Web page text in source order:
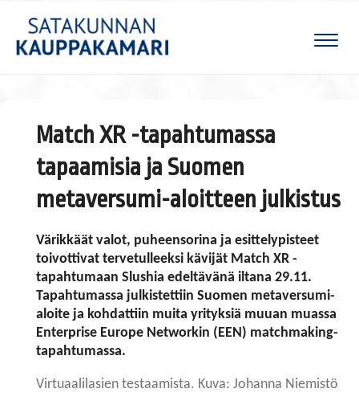
Match XR -tapahtumassa
tapaamisia ja Suomen
metaversumi-aloitteen julkistus
Värikkäät valot, puheensorina ja esittelypisteet
toivottivat tervetulleeksi kävijät Match XR -
tapahtumaan Slushia edeltävänä iltana 29.11.
Tapahtumassa julkistettiin Suomen metaversumi-
aloite ja kohdattiin muita yrityksiä muuan muassa
Enterprise Europe Networkin (EEN) matchmaking-
tapahtumassa.
Virtuaalilasien testaamista. Kuva: Johanna Niemistö